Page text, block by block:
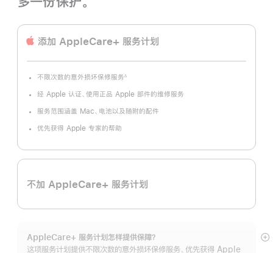
添加 AppleCare+ 服务计划
不限次数的意外损坏保修服务∆
经 Apple 认证、使用正品 Apple 部件的维修服务
服务范围涵盖 Mac、电池以及随附的配件
优先获得 Apple 专家的帮助
不加 AppleCare+ 服务计划
AppleCare+ 服务计划怎样提供保⁠障？
这项服务计划提供不限次数的意外损坏保修服务、优先获得 Apple
展